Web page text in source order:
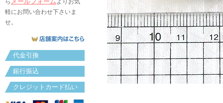
ら
よりお気
軽にお問い合わせ下さいま
せ。
代金引換
銀行振込
クレジットカード払い